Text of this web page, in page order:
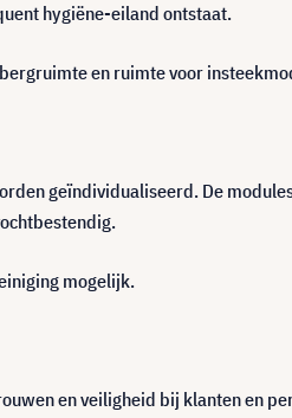
hygiëne-eiland ontstaat.
en ruimte voor
geïndividualiseerd. De
mogelijk.
en veiligheid bij klanten en